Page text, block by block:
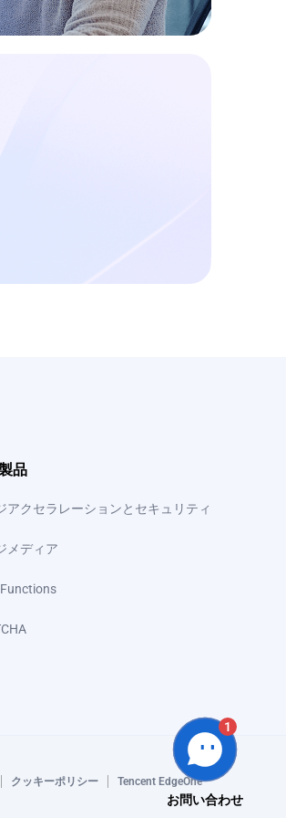
品
アクセラレーションとセキュリティ
メディア
クッキーポリシー Tencent EdgeOne
1